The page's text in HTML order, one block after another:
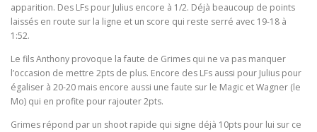
apparition. Des LFs pour Julius encore à 1/2. Déjà beaucoup de points
laissés en route sur la ligne et un score qui reste serré avec 19-18 à
1:52.
Le fils Anthony provoque la faute de Grimes qui ne va pas manquer
l’occasion de mettre 2pts de plus. Encore des LFs aussi pour Julius pour
égaliser à 20-20 mais encore aussi une faute sur le Magic et Wagner (le
Mo) qui en profite pour rajouter 2pts.
Grimes répond par un shoot rapide qui signe déjà 10pts pour lui sur ce